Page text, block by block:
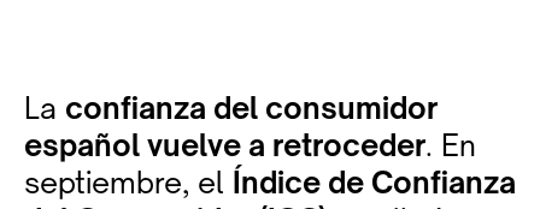
La confianza del consumidor
español vuelve a retroceder. En
septiembre, el Índice de Confianza